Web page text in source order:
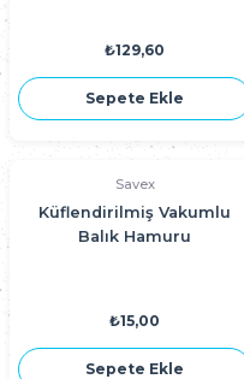
₺129,60
Sepete Ekle
Savex
Küflendirilmiş Vakumlu
Balık Hamuru
₺15,00
Sepete Ekle